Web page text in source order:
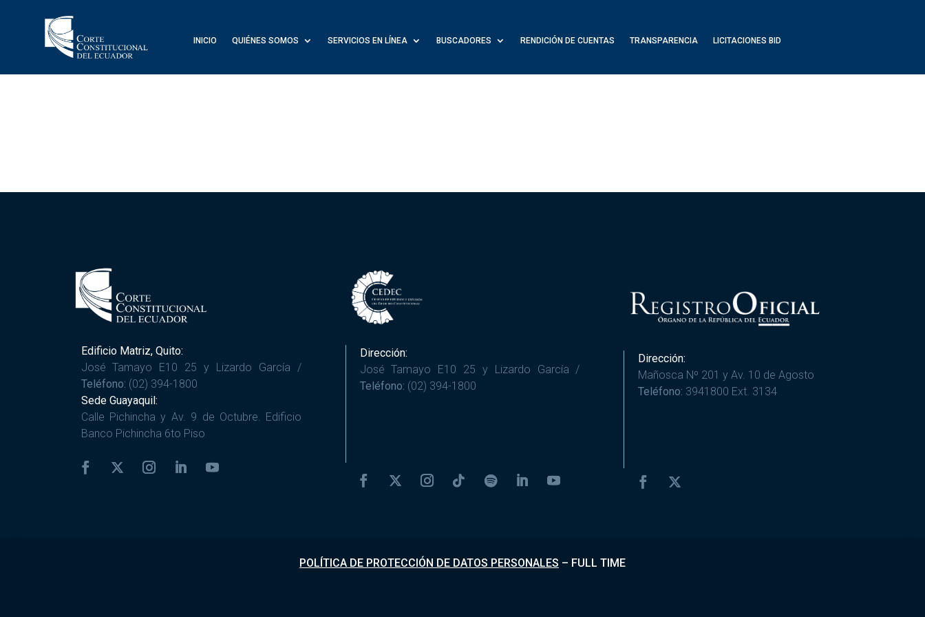
INICIO QUIÉNES SOMOS SERVICIOS EN LÍNEA BUSCADORES RENDICIÓN DE CUENTAS TRANSPARENCIA LICITACIONES BID
Edificio Matriz, Quito:
José Tamayo E10 25 y Lizardo García /
Teléfono: (02) 394-1800
Sede Guayaquil:
Calle Pichincha y Av. 9 de Octubre. Edificio
Banco Pichincha 6to Piso
Dirección:
José Tamayo E10 25 y Lizardo García /
Teléfono: (02) 394-1800
Dirección:
Mañosca Nº 201 y Av. 10 de Agosto
Teléfono: 3941800 Ext. 3134
POLÍTICA DE PROTECCIÓN DE DATOS PERSONALES – FULL TIME